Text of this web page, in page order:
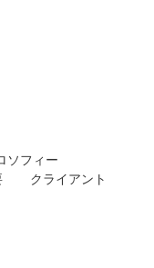
ソフィー
クライアント